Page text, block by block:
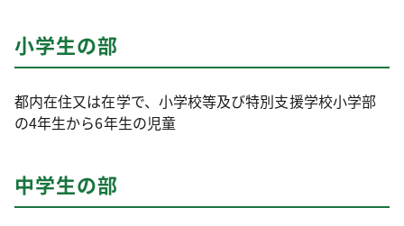
小学生の部
都内在住又は在学で、小学校等及び特別支援学校小学部
の4年生から6年生の児童
中学生の部